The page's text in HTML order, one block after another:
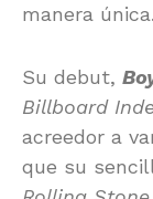
manera única.
Su debut,
Billboard
acreedor a
que su